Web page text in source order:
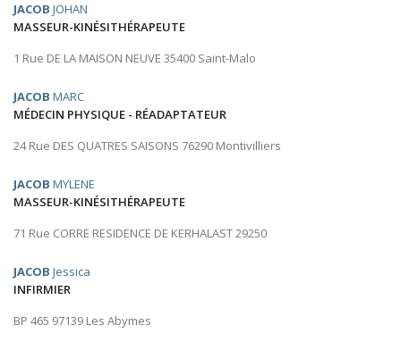
JACOB JOHAN
MASSEUR-KINÉSITHÉRAPEUTE
1 Rue DE LA MAISON NEUVE 35400 Saint-Malo
JACOB MARC
MÉDECIN PHYSIQUE - RÉADAPTATEUR
24 Rue DES QUATRES SAISONS 76290 Montivilliers
JACOB MYLENE
MASSEUR-KINÉSITHÉRAPEUTE
71 Rue CORRE RESIDENCE DE KERHALAST 29250
JACOB Jessica
INFIRMIER
BP 465 97139 Les Abymes